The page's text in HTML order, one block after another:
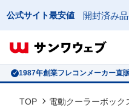
公式サイト最安値 開封済み
1987年創業フレコンメーカー直販
TOP 電動クーラーボック
フレコンバ
形状